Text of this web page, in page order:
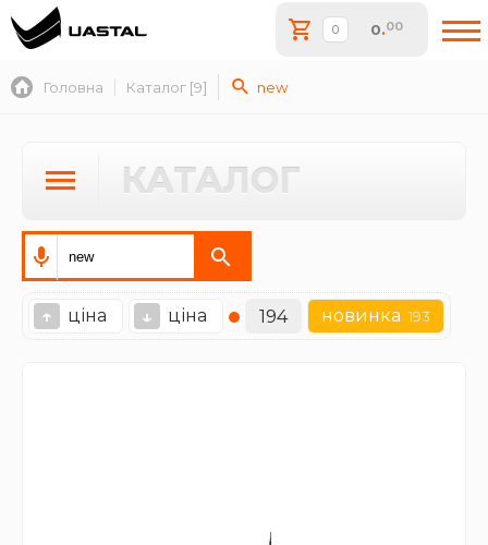
0.00
Головна Каталог [9] new
КАТАЛОГ
↑ ціна ↓ ціна 194 новинка 193